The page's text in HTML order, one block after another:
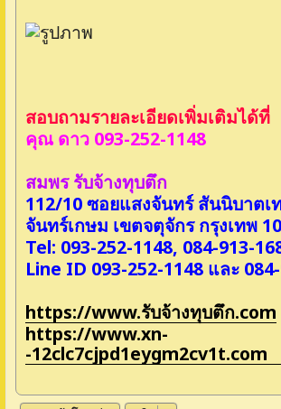
สอบถามรายละเอียดเพิ่มเติมได้ที่
คุณ ดาว 093-252-1148
สมพร รับจ้างทุบตึก
112/10 ซอยแสงจันทร์ สันนิบาตเ
จันทร์เกษม เขตจตุจักร กรุงเทพ
Tel: 093-252-1148, 084-913-
Line ID 093-252-1148 และ
https://www.รับจ้างทุบตึก.com
https://www.xn-
-12clc7cjpd1eygm2cv1t.com